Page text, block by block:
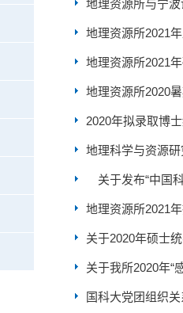
地理资源所与宁
地理资源所2021
地理资源所2021
地理资源所2020
2020年拟录取博
地理科学与资源
关于发布“中国
地理资源所2021
关于2020年硕士
关于我所2020年“
国科大党团组织